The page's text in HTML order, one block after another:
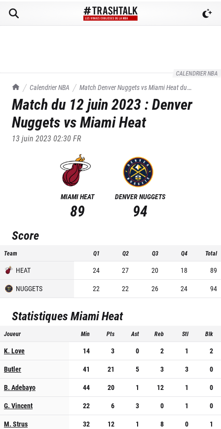
CALENDRIER NBA
TrashTalk Actu NBA
Calendrier NBA Match Denver Nuggets vsMiami Heatdu
12/06/2023
Match du 12 juin 2023:Denver
Nuggets vsMiami Heat
13 juin 2023 02:30FR
MIAMI HEAT
89
DENVER NUGGETS
94
Score
Team Q1 Q2 Q3 Q4 Total
HEAT 24 27 20 18
89
NUGGETS
22 22 26 24 94
StatistiquesMiami Heat
Joueur Min Pts Ast Reb Stl Blk
K. Love 14 3 0 2 1
2
Butler
41 21 5 3 3
0
B. Adebayo
44 20 1 12 1
0
G. Vincent
22 6 3 0 1
0
M. Strus
32 12 1 8 0
1